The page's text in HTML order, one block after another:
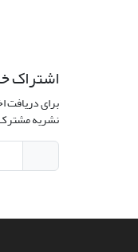
اشتراک
برای دریافت
نشریه